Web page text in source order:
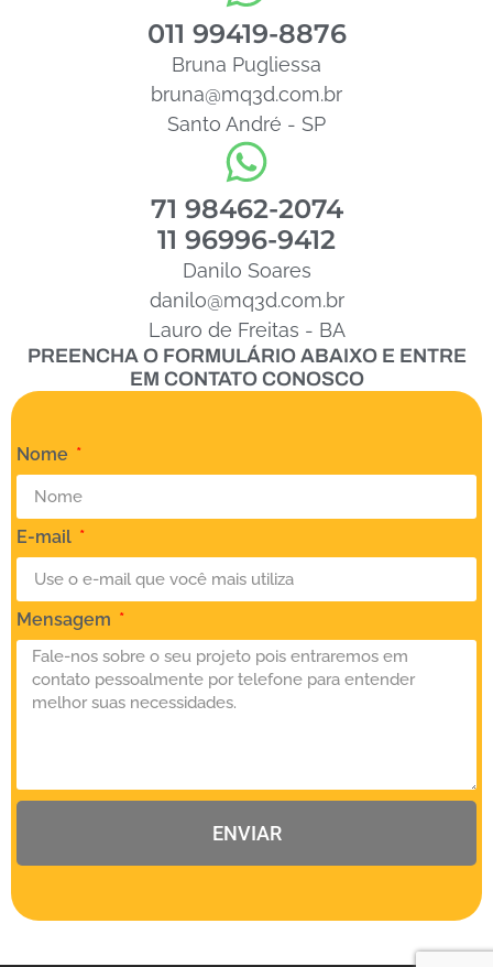
011 99419-8876
Bruna Pugliessa
bruna@mq3d.com.br
Santo André - SP
71 98462-2074
11 96996-9412
Danilo Soares
danilo@mq3d.com.br
Lauro de Freitas - BA
PREENCHA O FORMULÁRIO ABAIXO E ENTRE
EM CONTATO CONOSCO
Nome
E-mail
Mensagem
ENVIAR